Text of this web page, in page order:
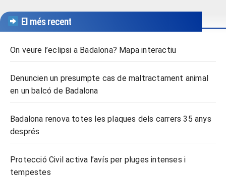
El més recent
On veure l’eclipsi a Badalona? Mapa interactiu
Denuncien un presumpte cas de maltractament animal
en un balcó de Badalona
Badalona renova totes les plaques dels carrers 35 anys
després
Protecció Civil activa l’avís per pluges intenses i
tempestes